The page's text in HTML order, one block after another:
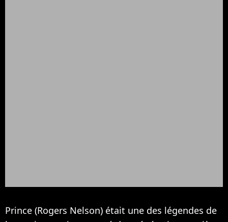
Prince (Rogers Nelson) était une des légendes de